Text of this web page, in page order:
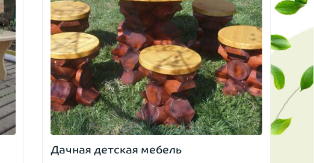
Дачная детская мебель